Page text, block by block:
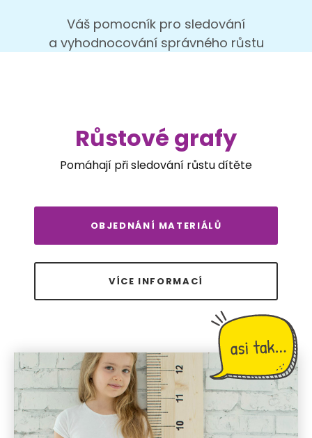
Váš pomocník pro sledování
a vyhodnocování správného růstu
Růstové grafy
Pomáhají při sledování růstu dítěte
OBJEDNÁNÍ MATERIÁLŮ
VÍCE INFORMACÍ